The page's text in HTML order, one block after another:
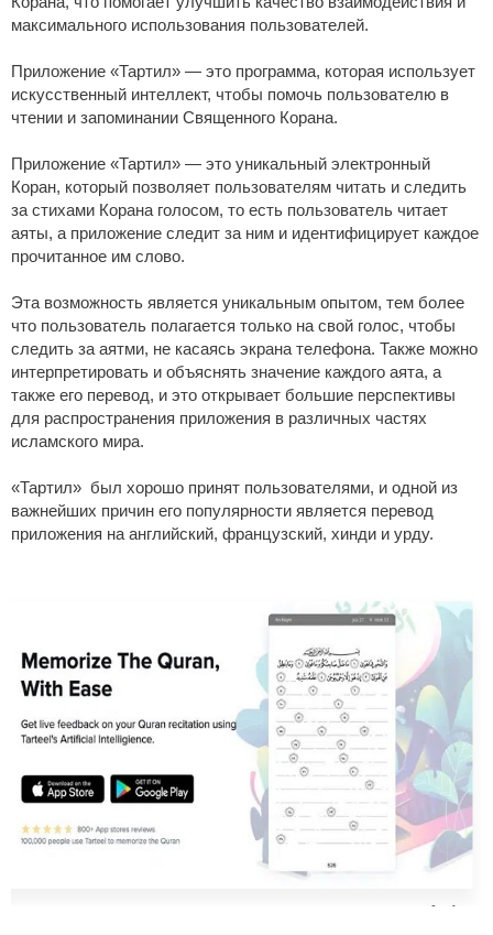
максимального использования пользователей.
Приложение «Тартил» — это программа, которая использует
искусственный интеллект, чтобы помочь пользователю в
чтении и запоминании Священного Корана.
Приложение «Тартил» — это уникальный электронный
Коран, который позволяет пользователям читать и следить
за стихами Корана голосом, то есть пользователь читает
аяты, а приложение следит за ним и идентифицирует каждое
прочитанное им слово.
Эта возможность является уникальным опытом, тем более
что пользователь полагается только на свой голос, чтобы
следить за аятми, не касаясь экрана телефона. Также можно
интерпретировать и объяснять значение каждого аята, а
также его перевод, и это открывает большие перспективы
для распространения приложения в различных частях
исламского мира.
«Тартил» был хорошо принят пользователями, и одной из
важнейших причин его популярности является перевод
приложения на английский, французский, хинди и урду.